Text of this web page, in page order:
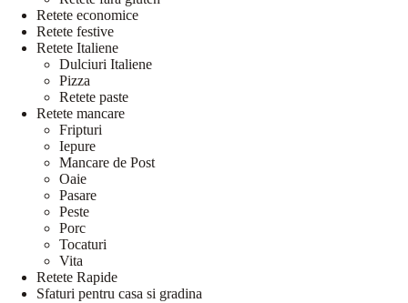
Retete economice
Retete festive
Retete Italiene
Dulciuri Italiene
Pizza
Retete paste
Retete mancare
Fripturi
Iepure
Mancare de Post
Oaie
Pasare
Peste
Porc
Tocaturi
Vita
Retete Rapide
Sfaturi pentru casa si gradina